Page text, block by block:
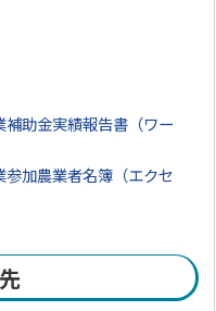
助金実績報告書（ワー
加農業者名簿（エクセ